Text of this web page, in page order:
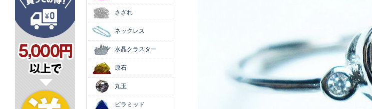
さざれ
ネックレス
水晶クラスター
原石
丸玉
ピラミッド